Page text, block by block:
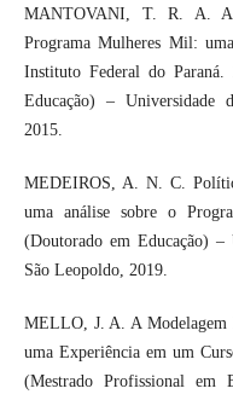
MANTOVANI, T. R. A. A
Programa Mulheres Mil:
Instituto Federal do
Educação) – Universidade
2015.
MEDEIROS, A. N. C.
uma análise sobre o
(Doutorado em Educação)
São Leopoldo, 2019.
MELLO, J. A. A Modelagem
uma Experiência em um
(Mestrado Profissional em